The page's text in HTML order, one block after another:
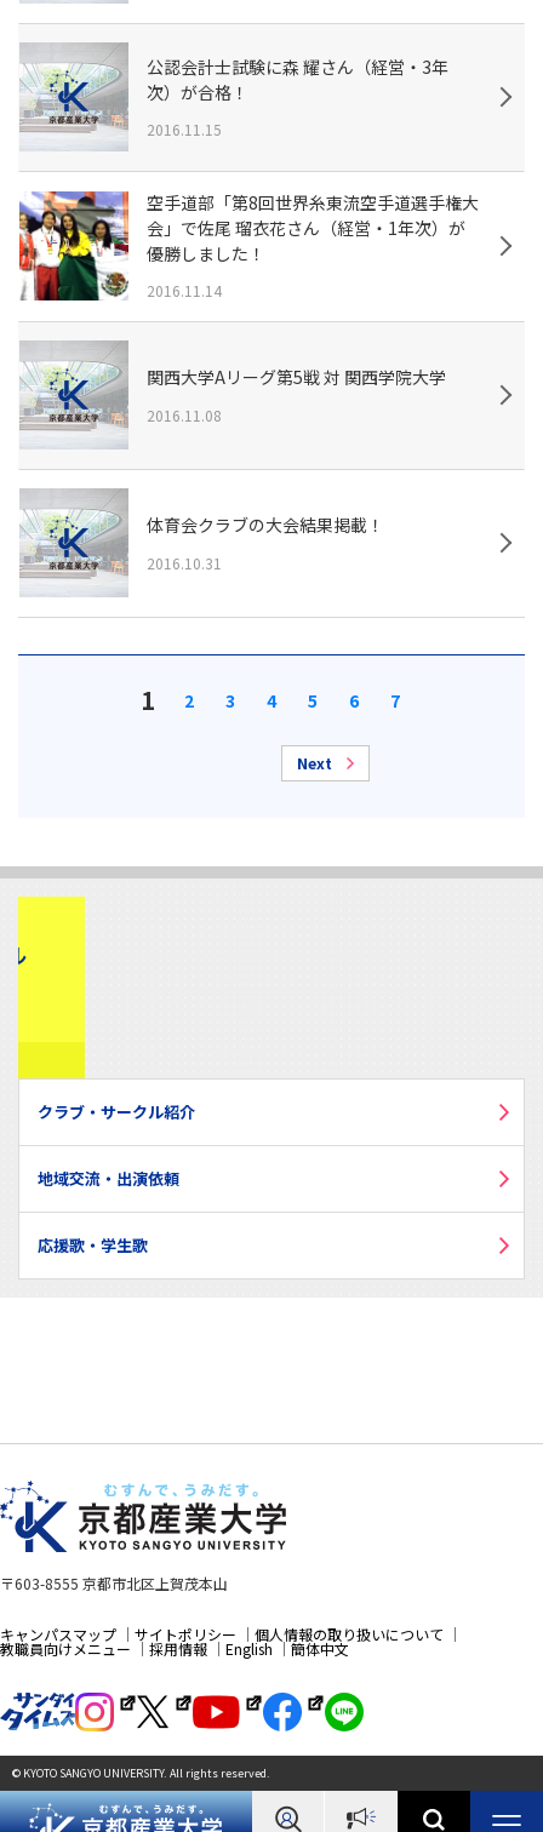
公認会計士試験に森 耀さん（経営・3年
次）が合格！
2016.11.15
空手道部「第8回世界糸東流空手道選手権大
会」で佐尾 瑠衣花さん（経営・1年次）が
優勝しました！
2016.11.14
関西大学Aリーグ第5戦 対 関西学院大学
2016.11.08
体育会クラブの大会結果掲載！
2016.10.31
1 2 3 4 5 6 7
Next
クラブ・サークル紹介
地域交流・出演依頼
応援歌・学生歌
〒603-8555 京都市北区上賀茂本山
キャンパスマップ サイトポリシー 個人情報の取り扱いについて
教職員向けメニュー 採用情報 English 簡体中文
© KYOTO SANGYO UNIVERSITY. All rights reserved.